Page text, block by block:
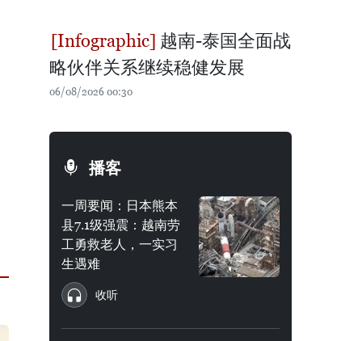
越南-泰国全面战
略伙伴关系继续稳健发展
06/08/2026 00:30
播客
一周要闻：日本熊本
县7.1级强震：越南劳
工勇救老人，一实习
生遇难
收听